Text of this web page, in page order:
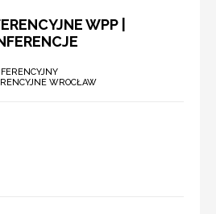
WPP |
WROCŁAW